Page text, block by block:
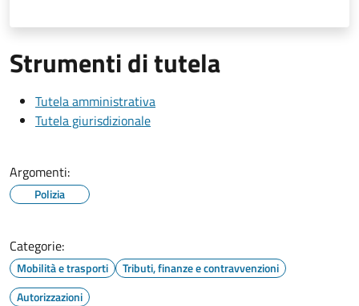
Strumenti di tutela
Tutela amministrativa
Tutela giurisdizionale
Argomenti:
Polizia
Categorie:
Mobilità e trasporti
Tributi, finanze e contravvenzioni
Autorizzazioni